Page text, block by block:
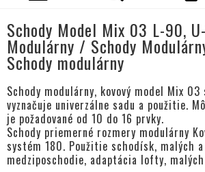
Schody Model Mix 03 L-90,
Modulárny / Schody
Schody modulárny
Schody modulárny, kovový model Mix 03
vyznačuje univerzálne sadu a použitie.
je požadované od 10 do 16 prvky.
Schody priemerné rozmery modulárny
systém 180. Použitie schodísk, malých
medziposchodie, adaptácia lofty,